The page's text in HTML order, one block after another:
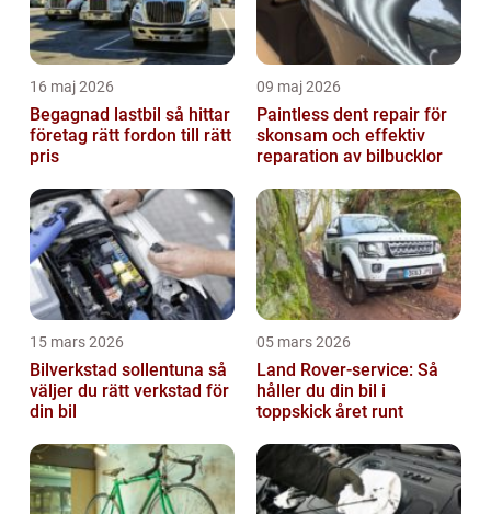
16 maj 2026
Begagnad lastbil så hittar
företag rätt fordon till rätt
pris
09 maj 2026
Paintless dent repair för
skonsam och effektiv
reparation av bilbucklor
15 mars 2026
Bilverkstad sollentuna så
väljer du rätt verkstad för
din bil
05 mars 2026
Land Rover-service: Så
håller du din bil i
toppskick året runt